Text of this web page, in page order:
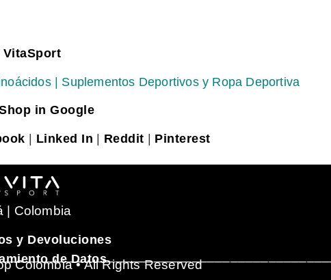
VitaSport
| Suplementos Deportivos y Ropa Deportiva
in Google
| Linked In | Reddit | Pinterest
| Colombia
y Devoluciones
de Datos
Colombia • All Rights Reserved